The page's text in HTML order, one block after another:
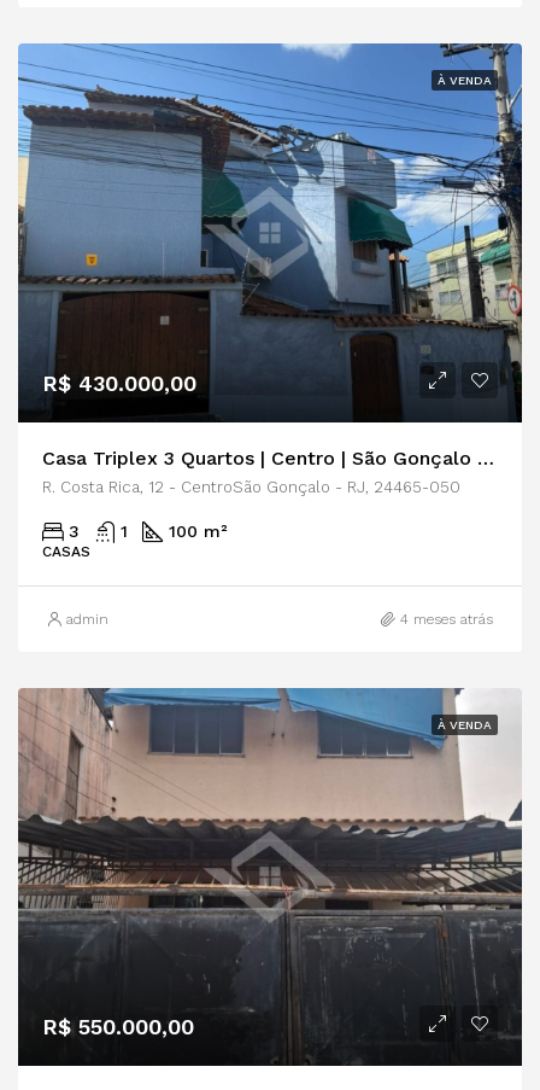
À VENDA
R$ 430.000,00
Casa Triplex 3 Quartos | Centro | São Gonçalo | RJ
R. Costa Rica, 12 - CentroSão Gonçalo - RJ, 24465-050
3 1 100 m²
CASAS
admin 4 meses atrás
À VENDA
R$ 550.000,00